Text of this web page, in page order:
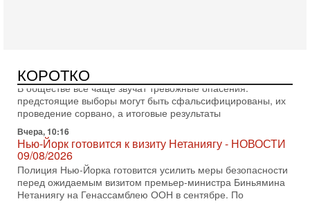
КОРОТКО
Кто и как может сорвать выборы в Израиле?
В обществе все чаще звучат тревожные опасения:
предстоящие выборы могут быть сфальсифицированы, их
проведение сорвано, а итоговые результаты
Вчера, 10:16
Нью-Йорк готовится к визиту Нетаниягу - НОВОСТИ
09/08/2026
Полиция Нью-Йорка готовится усилить меры безопасности
перед ожидаемым визитом премьер-министра Биньямина
Нетаниягу на Генассамблею ООН в сентябре. По